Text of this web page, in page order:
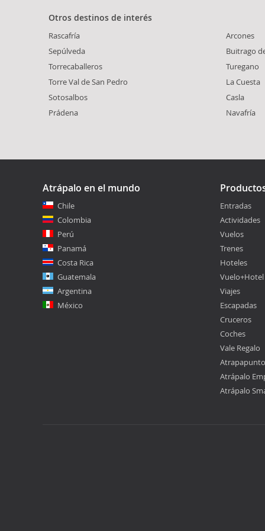
Otros destinos de interés
Rascafría
Sepúlveda
Torrecaballeros
Torre Val de San Pedro
Sotosalbos
Prádena
Arcones
Buitrago
Turegano
La Cuesta
Casla
Navafría
Atrápalo en el mundo
Chile
Colombia
Perú
Panamá
Costa Rica
Guatemala
Argentina
México
Entradas
Actividades
Vuelos
Trenes
Hoteles
Vuelo+Hotel
Viajes
Escapadas
Cruceros
Coches
Vale Regalo
Atrápalo
Atrápalo